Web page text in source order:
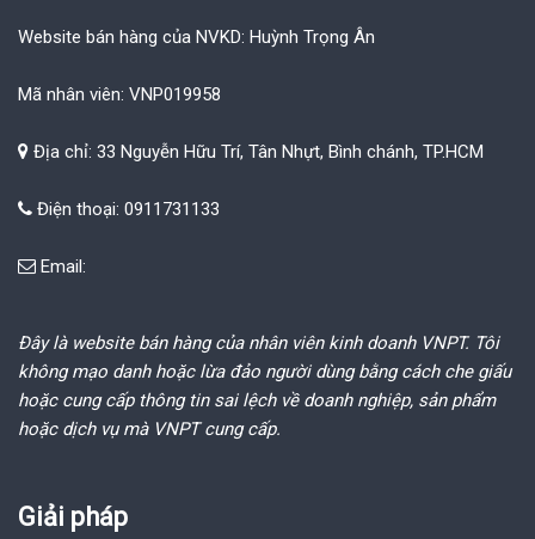
Website bán hàng của NVKD: Huỳnh Trọng Ân
Mã nhân viên: VNP019958
Địa chỉ: 33 Nguyễn Hữu Trí, Tân Nhựt, Bình chánh, TP.HCM
Điện thoại: 0911731133
Email:
Đây là website bán hàng của nhân viên kinh doanh VNPT. Tôi
không mạo danh hoặc lừa đảo người dùng bằng cách che giấu
hoặc cung cấp thông tin sai lệch về doanh nghiệp, sản phẩm
hoặc dịch vụ mà VNPT cung cấp.
Giải pháp